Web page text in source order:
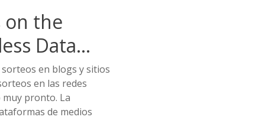
on the
Data
en blogs y sitios
en las redes
pronto. La
de medios